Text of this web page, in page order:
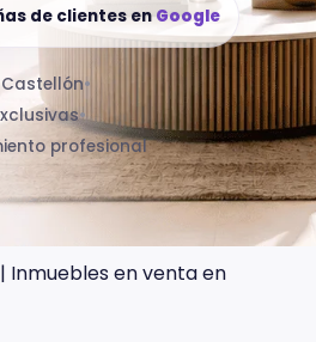
de clientes enGoogle
•
•
profesional
| Inmuebles en venta en